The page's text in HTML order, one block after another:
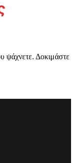
ψάχνετε. Δοκιμάστε